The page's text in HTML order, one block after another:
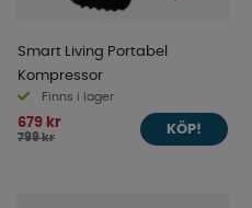
Smart Living Portabel
Kompressor
Finns i lager
679 kr
799 kr
KÖP!